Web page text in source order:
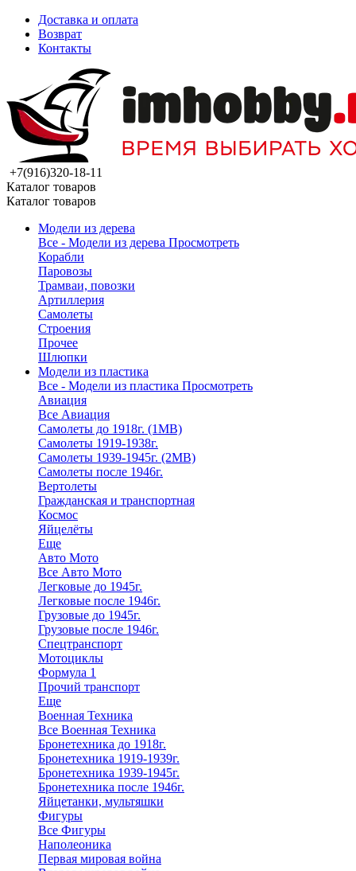
Доставка и оплата
Возврат
Контакты
+7(916)320-18-11
Каталог товаров
Каталог товаров
Модели из дерева
Все - Модели из дерева Просмотреть
Корабли
Паровозы
Трамваи, повозки
Артиллерия
Самолеты
Строения
Прочее
Шлюпки
Модели из пластика
Все - Модели из пластика Просмотреть
Авиация
Все Авиация
Самолеты до 1918г. (1МВ)
Самолеты 1919-1938г.
Самолеты 1939-1945г. (2МВ)
Самолеты после 1946г.
Вертолеты
Гражданская и транспортная
Космос
Яйцелёты
Еще
Авто Мото
Все Авто Мото
Легковые до 1945г.
Легковые после 1946г.
Грузовые до 1945г.
Грузовые после 1946г.
Спецтранспорт
Мотоциклы
Формула 1
Прочий транспорт
Еще
Военная Техника
Все Военная Техника
Бронетехника до 1918г.
Бронетехника 1919-1939г.
Бронетехника 1939-1945г.
Бронетехника после 1946г.
Яйцетанки, мультяшки
Фигуры
Все Фигуры
Наполеоника
Первая мировая война